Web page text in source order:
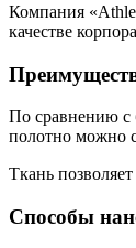
Компания
качестве
По сравнению с
полотно можно
Ткань
Способы